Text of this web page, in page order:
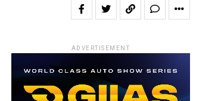
ADVERTISEMENT